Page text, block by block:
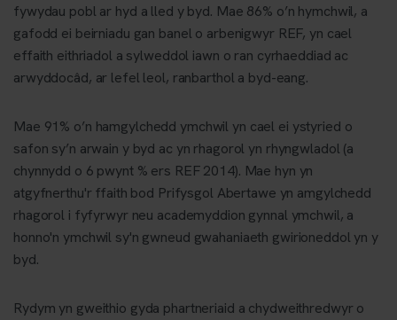
fywydau pobl ar hyd a lled y byd. Mae 86% o’n hymchwil, a
gafodd ei beirniadu gan banel o arbenigwyr REF, yn cael
effaith eithriadol a sylweddol iawn o ran cyrhaeddiad ac
arwyddocâd, ar lefel leol, ranbarthol a byd-eang.
Mae 91% o’n hamgylchedd ymchwil yn cael ei ystyried o
safon sy’n arwain y byd ac yn rhagorol yn rhyngwladol (a
chynnydd o 6 pwynt % ers REF 2014). Mae hyn yn
atgyfnerthu'r ffaith bod Prifysgol Abertawe yn amgylchedd
rhagorol i fyfyrwyr neu academyddion gynnal ymchwil, a
honno'n ymchwil sy'n gwneud gwahaniaeth gwirioneddol yn y
byd.
Rydym yn gweithio gyda phartneriaid a chydweithredwyr o